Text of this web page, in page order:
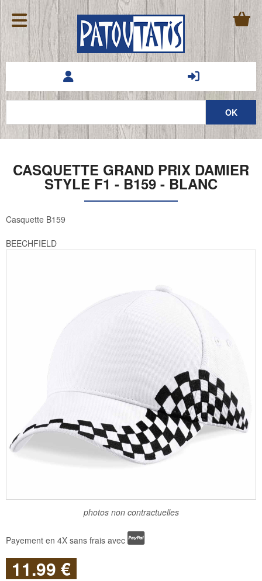
CASQUETTE GRAND PRIX DAMIER
STYLE F1 - B159 - BLANC
Casquette B159
BEECHFIELD
photos non contractuelles
Payement en 4X sans frais avec
11.99 €